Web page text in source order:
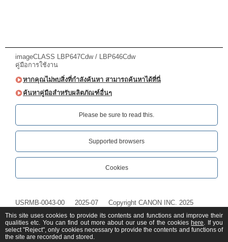
imageCLASS LBP647Cdw / LBP646Cdw
คู่มือการใช้งาน
หากคุณไม่พบสิ่งที่กำลังค้นหา สามารถค้นหาได้ที่นี่
ค้นหาคู่มือสำหรับผลิตภัณฑ์อื่นๆ
Please be sure to read this.‎
Supported browsers
Cookies
USRMB-0043-00 2025-07 Copyright CANON INC. 2025
This site uses cookies to provide its contents and functions and improve their
qualities etc. You can find out more about our use of the cookies here. If you
select "Reject", only cookies necessary to provide the contents and functions of
the site are recorded and stored.